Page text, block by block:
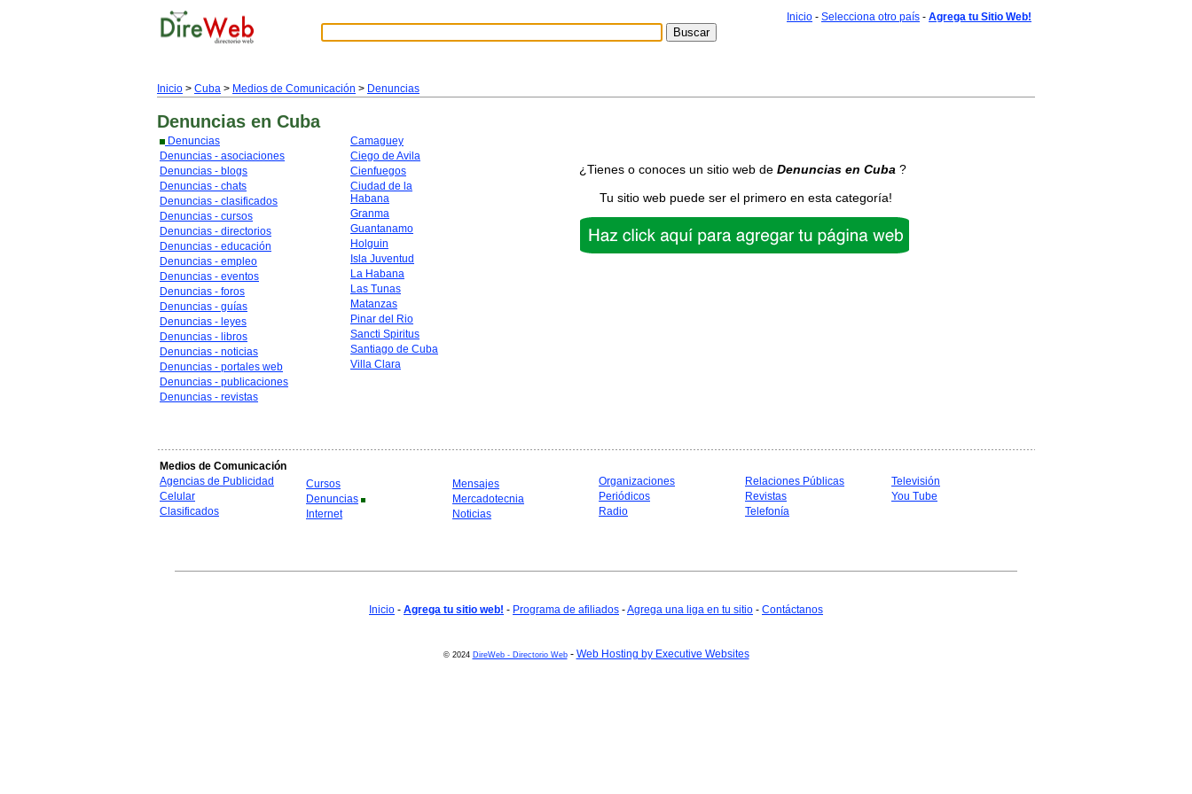
Inicio - Selecciona otro país - Agrega tu Sitio Web!
Inicio > Cuba > Medios de Comunicación > Denuncias
Denuncias en Cuba
Denuncias
Denuncias - asociaciones
Denuncias - blogs
Denuncias - chats
Denuncias - clasificados
Denuncias - cursos
Denuncias - directorios
Denuncias - educación
Denuncias - empleo
Denuncias - eventos
Denuncias - foros
Denuncias - guías
Denuncias - leyes
Denuncias - libros
Denuncias - noticias
Denuncias - portales web
Denuncias - publicaciones
Denuncias - revistas
Camaguey
Ciego de Avila
Cienfuegos
Ciudad de la
Habana
Granma
Guantanamo
Holguin
Isla Juventud
La Habana
Las Tunas
Matanzas
Pinar del Rio
Sancti Spiritus
Santiago de Cuba
Villa Clara
¿Tienes o conoces un sitio web de Denuncias en Cuba ?
Tu sitio web puede ser el primero en esta categoría!
Medios de Comunicación
Agencias de Publicidad
Celular
Clasificados
Cursos
Denuncias
Internet
Mensajes
Mercadotecnia
Noticias
Organizaciones
Periódicos
Radio
Relaciones Públicas
Revistas
Telefonía
Televisión
You Tube
Inicio - Agrega tu sitio web! - Programa de afiliados -Agrega una liga en tu sitio - Contáctanos
© 2024 DireWeb - Directorio Web- Web Hosting by Executive Websites